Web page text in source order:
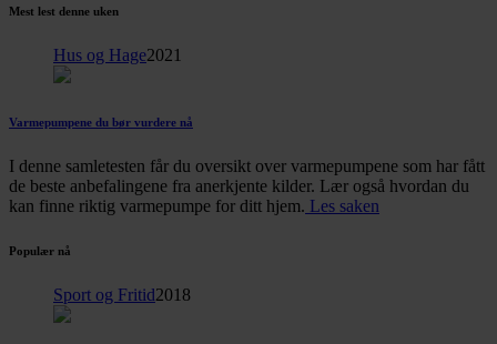
Mest lest denne uken
Hus og Hage2021
Varmepumpene du bør vurdere nå
I denne samletesten får du oversikt over varmepumpene som har fått
de beste anbefalingene fra anerkjente kilder. Lær også hvordan du
kan finne riktig varmepumpe for ditt hjem. Les saken
Populær nå
Sport og Fritid2018